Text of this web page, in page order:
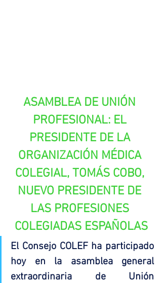
ASAMBLEA DE UNIÓN
PROFESIONAL: EL
PRESIDENTE DE LA
ORGANIZACIÓN MÉDICA
COLEGIAL, TOMÁS COBO,
NUEVO PRESIDENTE DE
LAS PROFESIONES
COLEGIADAS ESPAÑOLAS
El Consejo COLEF ha participado
hoy en la asamblea general
extraordinaria de Unión